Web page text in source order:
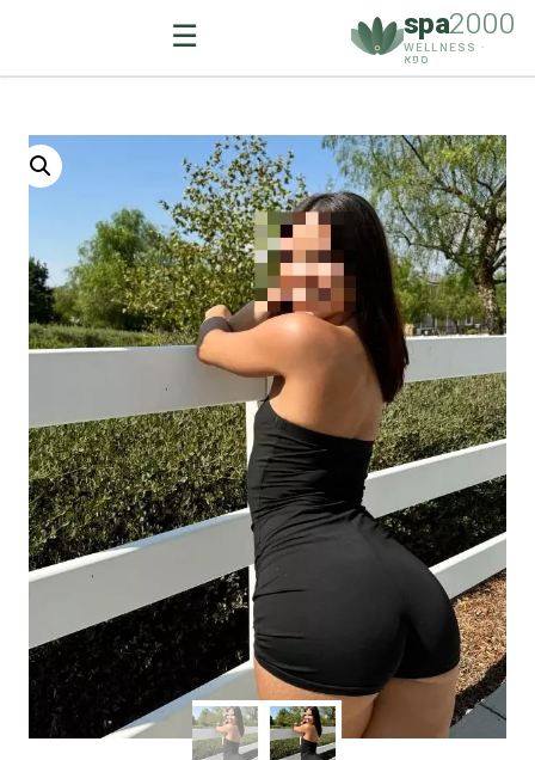
spa2000
WELLNESS ·
ספא ☰
content